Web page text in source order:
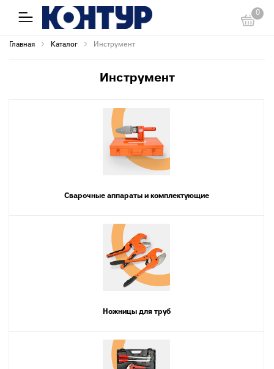
0
Главная Каталог Инструмент
Инструмент
Сварочные аппараты и комплектующие
Ножницы для труб